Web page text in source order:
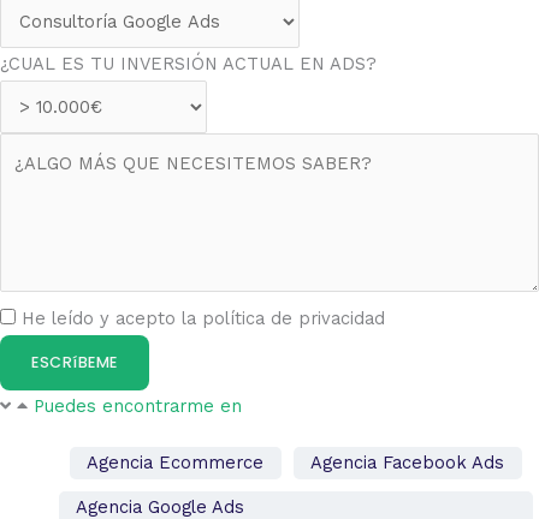
¿CUAL ES TU INVERSIÓN ACTUAL EN ADS?
He leído y acepto la política de privacidad
ESCRíBEME
Puedes encontrarme en​
Agencia Ecommerce Agencia Facebook Ads
Agencia Google Ads